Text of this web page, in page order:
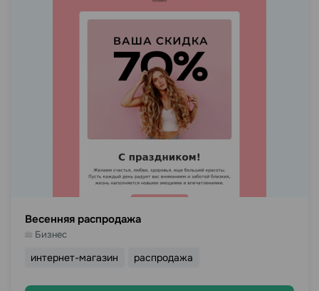
Весенняя распродажа
Бизнес
интернет-магазин распродажа